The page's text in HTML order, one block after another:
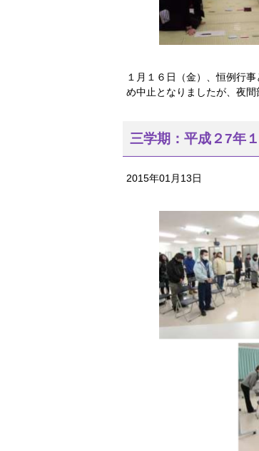
１月１６日（金）、恒例行
め中止となりましたが、夜間
三学期：平成２7年
2015年01月13日